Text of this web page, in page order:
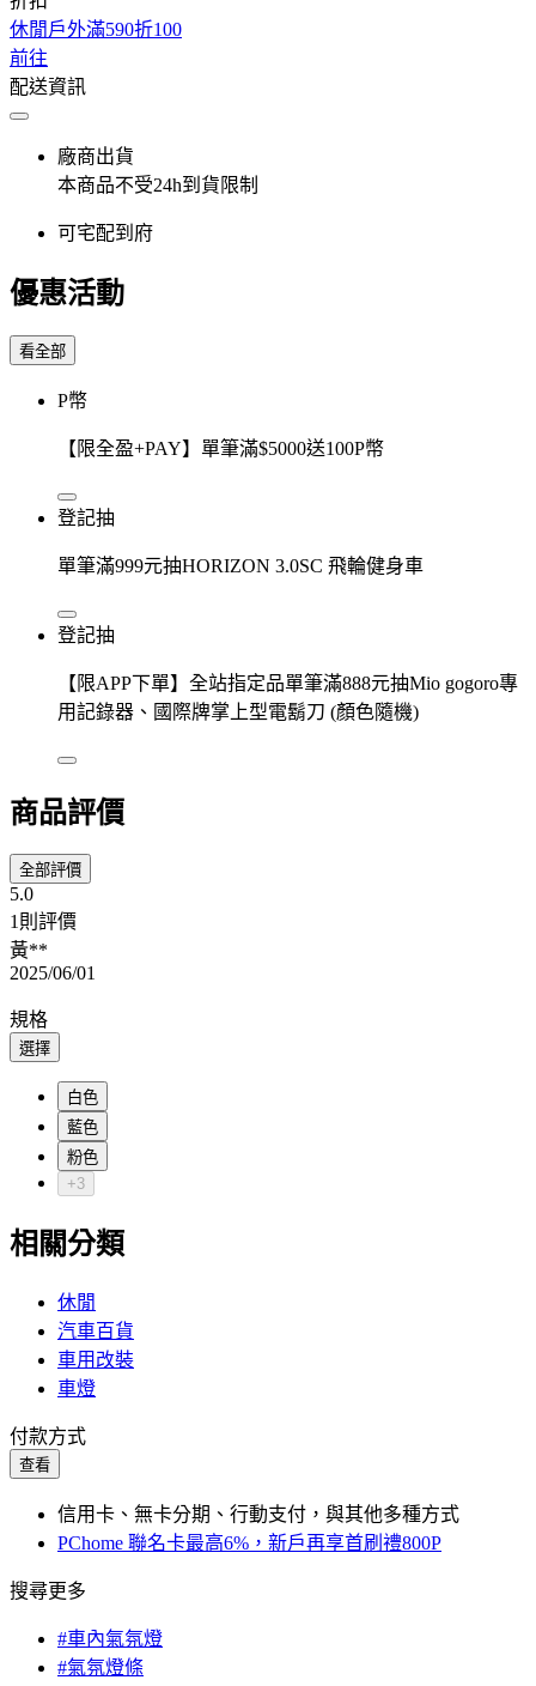
休閒戶外滿590折100
前往
配送資訊
廠商出貨
本商品不受24h到貨限制
可宅配到府
優惠活動
看全部
P幣
【限全盈+PAY】單筆滿$5000送100P幣
登記抽
單筆滿999元抽HORIZON 3.0SC 飛輪健身車
登記抽
【限APP下單】全站指定品單筆滿888元抽Mio gogoro專
用記錄器、國際牌掌上型電鬍刀 (顏色隨機)
商品評價
全部評價
5.0
1則評價
黃**
2025/06/01
規格
選擇
白色
藍色
粉色
+3
相關分類
休閒
汽車百貨
車用改裝
車燈
付款方式
查看
信用卡、無卡分期、行動支付，與其他多種方式
PChome 聯名卡最高6%，新戶再享首刷禮800P
搜尋更多
#車內氣氛燈
#氣氛燈條